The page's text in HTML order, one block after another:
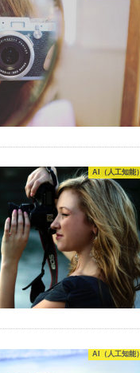
AI（人工知能）
AI（人工知能）